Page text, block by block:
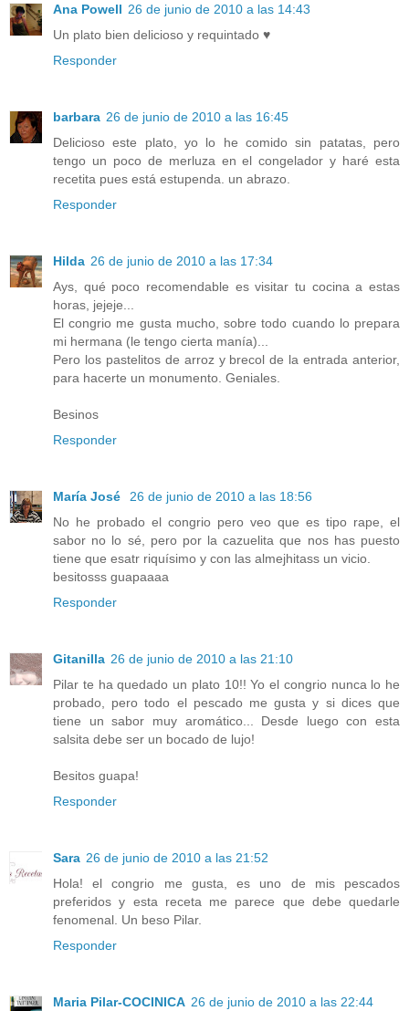
Ana Powell 26 de junio de 2010 a las 14:43
Un plato bien delicioso y requintado ♥
Responder
barbara 26 de junio de 2010 a las 16:45
Delicioso este plato, yo lo he comido sin patatas, pero
tengo un poco de merluza en el congelador y haré esta
recetita pues está estupenda. un abrazo.
Responder
Hilda 26 de junio de 2010 a las 17:34
Ays, qué poco recomendable es visitar tu cocina a estas
horas, jejeje...
El congrio me gusta mucho, sobre todo cuando lo prepara
mi hermana (le tengo cierta manía)...
Pero los pastelitos de arroz y brecol de la entrada anterior,
para hacerte un monumento. Geniales.
Besinos
Responder
María José
26 de junio de 2010 a las 18:56
No he probado el congrio pero veo que es tipo rape, el
sabor no lo sé, pero por la cazuelita que nos has puesto
tiene que esatr riquísimo y con las almejhitass un vicio.
besitosss guapaaaa
Responder
Gitanilla 26 de junio de 2010 a las 21:10
Pilar te ha quedado un plato 10!! Yo el congrio nunca lo he
probado, pero todo el pescado me gusta y si dices que
tiene un sabor muy aromático... Desde luego con esta
salsita debe ser un bocado de lujo!
Besitos guapa!
Responder
Sara 26 de junio de 2010 a las 21:52
Hola! el congrio me gusta, es uno de mis pescados
preferidos y esta receta me parece que debe quedarle
fenomenal. Un beso Pilar.
Responder
Maria Pilar-COCINICA 26 de junio de 2010 a las 22:44